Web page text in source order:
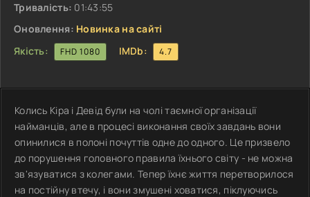
Тривалість: 01:43:55
Оновлення: Новинка на сайті
Якість:
FHD 1080 IMDb: 4.7
Колись Кіра і Девід були на чолі таємної організації
найманців, але в процесі виконання своїх завдань вони
опинилися в полоні почуттів одне до одного. Це призвело
до порушення головного правила їхнього світу - не можна
зв'язуватися з колегами. Тепер їхнє життя перетворилося
на постійну втечу, і вони змушені ховатися, піклуючись